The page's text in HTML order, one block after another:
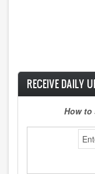
RECEIVE DAILY
How